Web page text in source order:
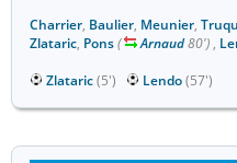
Charrier, Baulier, Meunier,
Zlataric, Pons( Arnaud80') ,
Zlataric(5') Lendo(57')